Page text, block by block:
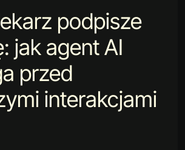
podpisze
jak agent AI
przed
interakcjami